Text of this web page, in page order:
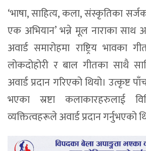
‘भाषा, साहित्य, कला, संस्कृतिका
एक अभियान’ भन्ने मूल नाराका साथ
अवार्ड समारोहमा राष्ट्रिय
लोकदोहोरी र बाल गीतका साथै
अवार्ड प्रदान गरिएको थियो। उत्कृष्ट
भएका स्रष्टा कलाकारहरुलाई
व्यक्तित्वहरूले अवार्ड प्रदान गर्नुभएको